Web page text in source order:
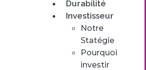
Durabilité
Investisseur
Notre
Statégie
Pourquoi
investir